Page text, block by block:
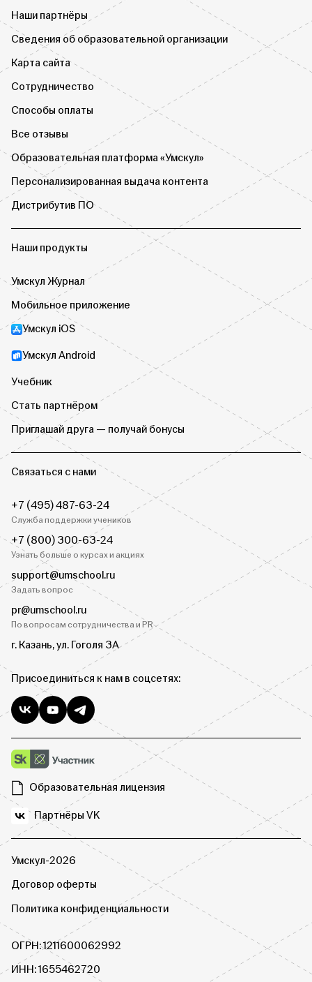
Наши партнёры
Сведения об образовательной организации
Карта сайта
Сотрудничество
Способы оплаты
Все отзывы
Образовательная платформа «Умскул»
Персонализированная выдача контента
Дистрибутив ПО
Наши продукты
Умскул Журнал
Мобильное приложение
Умскул iOS
Умскул Android
Учебник
Стать партнёром
Приглашай друга — получай бонусы
Связаться с нами
+7 (495) 487-63-24
Служба поддержки учеников
+7 (800) 300-63-24
Узнать больше о курсах и акциях
support@umschool.ru
Задать вопрос
pr@umschool.ru
По вопросам сотрудничества и PR
г. Казань, ул. Гоголя 3А
Присоединиться к нам в соцсетях:
Образовательная лицензия
Партнёры VK
Умскул-2026
Договор оферты
Политика конфиденциальности
ОГРН: 1211600062992
ИНН: 1655462720